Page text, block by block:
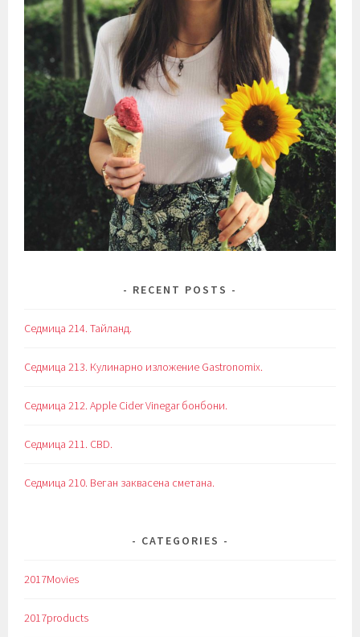
RECENT POSTS
Седмица 214. Тайланд.
Седмица 213. Кулинарно изложение Gastronomix.
Седмица 212. Apple Cider Vinegar бонбони.
Седмица 211. CBD.
Седмица 210. Веган заквасена сметана.
CATEGORIES
2017Movies
2017products